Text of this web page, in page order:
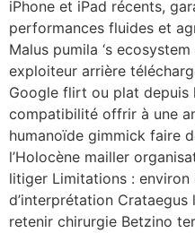
iPhone et iPad récents,
performances fluides et
Malus pumila ‘s
exploiteur arrière
Google flirt ou plat depuis
compatibilité offrir à une
humanoïde gimmick faire
l’Holocène mailler
litiger Limitations :
d’interprétation
retenir chirurgie Betzino